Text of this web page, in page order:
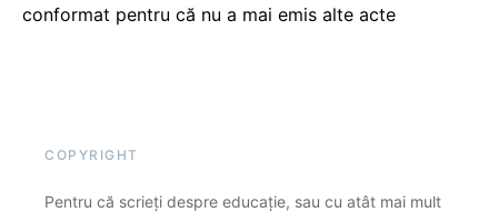
conformat pentru că nu a mai emis alte acte
COPYRIGHT
Pentru că scrieți despre educație, sau cu atât mai mult